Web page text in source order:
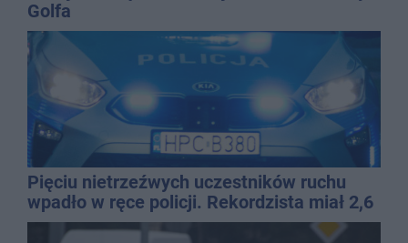
Golfa
Pięciu nietrzeźwych uczestników ruchu
wpadło w ręce policji. Rekordzista miał 2,6
promila